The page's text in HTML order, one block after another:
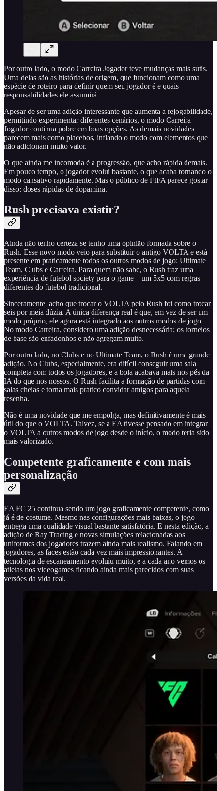
Por outro lado, o modo Carreira Jogador teve mudanças mais sutis.
Uma delas são as histórias de origem, que funcionam como uma
espécie de roteiro para definir quem seu jogador é e quais
responsabilidades ele assumirá.
Apesar de ser uma adição interessante que aumenta a rejogabilidade,
permitindo experimentar diferentes cenários, o modo Carreira
Jogador continua pobre em boas opções. As demais novidades
parecem mais como placebos, inflando o modo com elementos que
não adicionam muito valor.
O que ainda me incomoda é a progressão, que acho rápida demais.
Em pouco tempo, o jogador evolui bastante, o que acaba tornando o
modo cansativo rapidamente. Mas o público de FIFA parece gostar
disso: doses rápidas de dopamina.
Rush precisava existir?
Ainda não tenho certeza se tenho uma opinião formada sobre o
Rush. Esse novo modo veio para substituir o antigo VOLTA e está
presente em praticamente todos os outros modos de jogo: Ultimate
Team, Clubs e Carreira. Para quem não sabe, o Rush traz uma
experiência de futebol society para o game – um 5x5 com regras
diferentes do futebol tradicional.
Sinceramente, acho que trocar o VOLTA pelo Rush foi como trocar
seis por meia dúzia. A única diferença real é que, em vez de ser um
modo próprio, ele agora está integrado aos outros modos de jogo.
No modo Carreira, considero uma adição desnecessária; os torneios
de base são enfadonhos e não agregam muito.
Por outro lado, no Clubs e no Ultimate Team, o Rush é uma grande
adição. No Clubs, especialmente, era difícil conseguir uma sala
completa com todos os jogadores, e a bola acabava mais nos pés da
IA do que nos nossos. O Rush facilita a formação de partidas com
salas cheias e torna mais prático convidar amigos para aquela
resenha.
Não é uma novidade que me empolga, mas definitivamente é mais
útil do que o VOLTA. Talvez, se a EA tivesse pensado em integrar
o VOLTA a outros modos de jogo desde o início, o modo teria sido
mais valorizado.
Competente graficamente e com mais
personalização
EA FC 25 continua sendo um jogo graficamente competente, como
já é de costume. Mesmo nas configurações mais baixas, o jogo
entrega uma qualidade visual bastante satisfatória. E nesta edição, a
adição de Ray Tracing e novas simulações relacionadas aos
uniformes dos jogadores trazem ainda mais realismo. Falando em
jogadores, as faces estão cada vez mais impressionantes. A
tecnologia de escaneamento evoluiu muito, e a cada ano vemos os
atletas nos videogames ficando ainda mais parecidos com suas
versões da vida real.